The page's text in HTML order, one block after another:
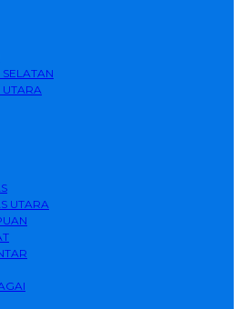
UTARA
UTARA